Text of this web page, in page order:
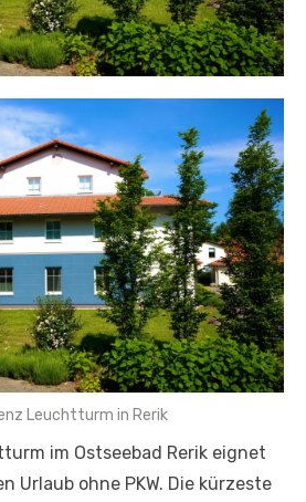
Leuchtturm in Rerik
im Ostseebad Rerik eignet
Urlaub ohne PKW. Die kürzeste